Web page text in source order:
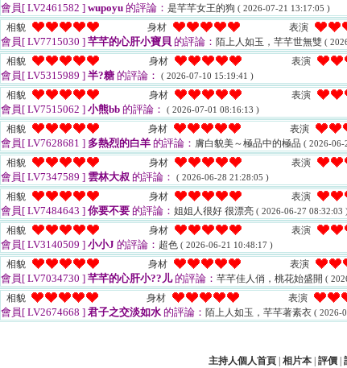
會員[ LV2461582 ] wupoyu 的評論： 是芊芊女王的狗 ( 2026-07-21 13:17:05 )
相貌 身材 表演
會員[ LV7715030 ] 芊芊的心肝小寶貝 的評論： 陌上人如玉，芊芊世無雙 (
相貌 身材 表演
會員[ LV5315989 ] 半?糖 的評論： ( 2026-07-10 15:19:41 )
相貌 身材 表演
會員[ LV7515062 ] 小熊bb 的評論： ( 2026-07-01 08:16:13 )
相貌 身材 表演
會員[ LV7628681 ] 多熱烈的白羊 的評論： 膚白貌美～極品中的極品 ( 2026-06-
相貌 身材 表演
會員[ LV7347589 ] 雲林大叔 的評論： ( 2026-06-28 21:28:05 )
相貌 身材 表演
會員[ LV7484643 ] 你要不要 的評論： 姐姐人很好 很漂亮 ( 2026-06-27 08:32:03
相貌 身材 表演
會員[ LV3140509 ] 小小J 的評論： 超色 ( 2026-06-21 10:48:17 )
相貌 身材 表演
會員[ LV7034730 ] 芊芊的心肝小??儿的評論： 芊芊佳人俏，桃花始盛開 (
相貌 身材 表演
會員[ LV2674668 ] 君子之交淡如水 的評論： 陌上人如玉，芊芊著素衣 ( 2026-
主持人個人首頁 相片本 評價